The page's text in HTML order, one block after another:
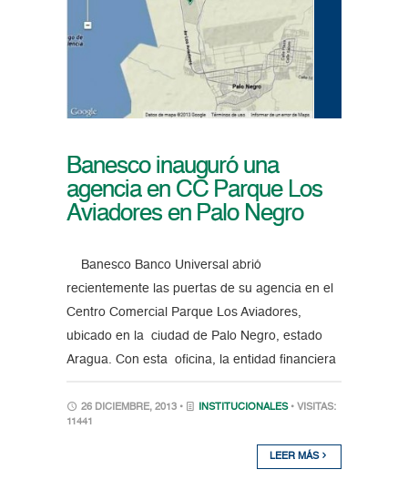
Banesco inauguró una
agencia en CC Parque Los
Aviadores en Palo Negro
Banesco Banco Universal abrió
recientemente las puertas de su agencia en el
Centro Comercial Parque Los Aviadores,
ubicado en la ciudad de Palo Negro, estado
Aragua. Con esta oficina, la entidad financiera
26 DICIEMBRE, 2013 • INSTITUCIONALES • VISITAS:
11441
LEER MÁS